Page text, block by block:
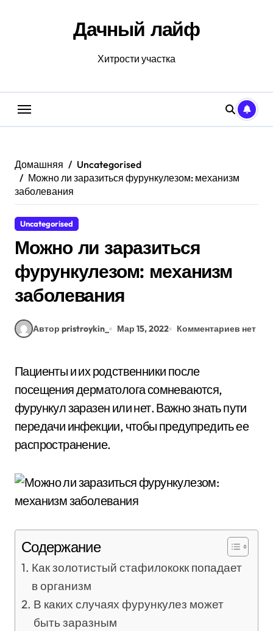
Дачный лайф
Хитрости участка
Домашняя
Uncategorised
Можно ли заразиться фурункулезом: механизм
заболевания
Uncategorised
Можно ли заразиться
фурункулезом: механизм
заболевания
Автор pristroykin_ Мар 15, 2022 Комментариев нет
Пациенты и их родственники после
посещения дерматолога сомневаются,
фурункул заразен или нет. Важно знать пути
передачи инфекции, чтобы предупредить ее
распространение.
Содержание
Как золотистый стафилококк попадает
в организм
В каких случаях фурункулез может
быть заразным